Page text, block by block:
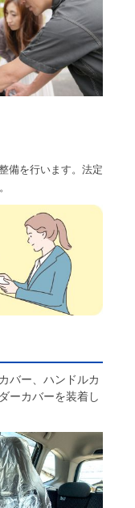
備を行います。法定
バー、ハンドルカ
ーカバーを装着し